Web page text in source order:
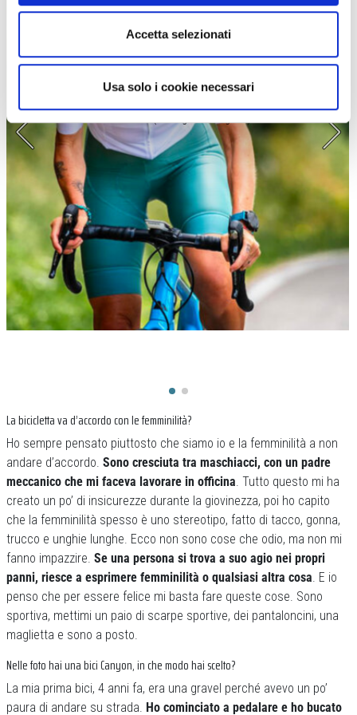
Accetta selezionati
Usa solo i cookie necessari
La scalata dei grandi passi è diventatoi un obiettivo di Rossella dopo un
La bicicletta va d’accordo con le femminilità?
Ho sempre pensato piuttosto che siamo io e la femminilità a non
andare d’accordo. Sono cresciuta tra maschiacci, con un padre
meccanico che mi faceva lavorare in officina . Tutto questo mi ha
creato un po’ di insicurezze durante la giovinezza, poi ho capito
che la femminilità spesso è uno stereotipo, fatto di tacco, gonna,
trucco e unghie lunghe. Ecco non sono cose che odio, ma non mi
fanno impazzire. Se una persona si trova a suo agio nei propri
panni, riesce a esprimere femminilità o qualsiasi altra cosa . E io
penso che per essere felice mi basta fare queste cose. Sono
sportiva, mettimi un paio di scarpe sportive, dei pantaloncini, una
maglietta e sono a posto.
Nelle foto hai una bici Canyon, in che modo hai scelto?
La mia prima bici, 4 anni fa, era una gravel perché avevo un po’
paura di andare su strada. Ho cominciato a pedalare e ho bucato